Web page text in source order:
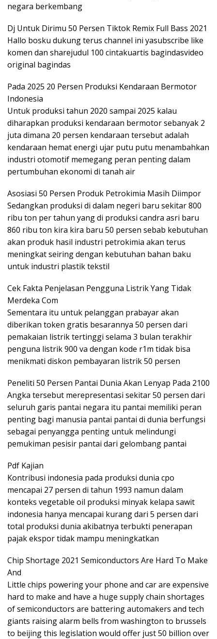
negara berkembang
Dj Untuk Dirimu 50 Persen Tiktok Remix Full Bass 2021
Hallo bosku dukung terus channel ini yasubscribe like
komen dan sharejudul 100 cintakuartis bagindasvideo
original bagindas
Pada 2025 20 Persen Produksi Kendaraan Bermotor
Indonesia
Untuk produksi tahun 2020 sampai 2025 kalau
diharapkan produksi kendaraan bermotor sebanyak 2
juta dimana 20 persen kendaraan tersebut adalah
kendaraan hemat energi ujar putu putu menambahkan
industri otomotif memegang peran penting dalam
pertumbuhan ekonomi di tanah air
Asosiasi 50 Persen Produk Petrokimia Masih Diimpor
Sedangkan produksi di dalam negeri baru sekitar 800
ribu ton per tahun yang di produksi candra asri baru
860 ribu ton kira kira baru 50 persen sebab kebutuhan
akan produk hasil industri petrokimia akan terus
meningkat seiring dengan kebutuhan bahan baku
untuk industri plastik tekstil
Cek Fakta Penjelasan Pengguna Listrik Yang Tidak
Merdeka Com
Sementara itu untuk pelanggan prabayar akan
diberikan token gratis besarannya 50 persen dari
pemakaian listrik tertinggi selama 3 bulan terakhir
penguna listrik 900 va dengan kode r1m tidak bisa
menikmati diskon pembayaran listrik 50 persen
Peneliti 50 Persen Pantai Dunia Akan Lenyap Pada 2100
Angka tersebut merepresentasi sekitar 50 persen dari
seluruh garis pantai negara itu pantai memiliki peran
penting bagi manusia pantai pantai di dunia berfungsi
sebagai penyangga penting untuk melindungi
pemukiman pesisir pantai dari gelombang pantai
Pdf Kajian
Kontribusi indonesia pada produksi dunia cpo
mencapai 27 persen di tahun 1993 namun dalam
konteks vegetable oil produksi minyak kelapa sawit
indonesia hanya mencapai kurang dari 5 persen dari
total produksi dunia akibatnya terbukti penerapan
pajak ekspor tidak mampu meningkatkan
Chip Shortage 2021 Semiconductors Are Hard To Make
And
Little chips powering your phone and car are expensive
hard to make and have a huge supply chain shortages
of semiconductors are battering automakers and tech
giants raising alarm bells from washington to brussels
to beijing this legislation would offer just 50 billion over